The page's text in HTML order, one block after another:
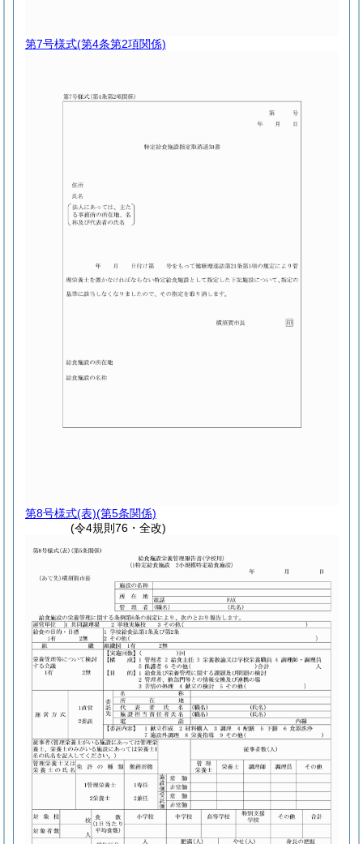
第7号様式(第4条第2項関係)
第8号様式(表)(第5条関係)
(令4規則76・全改)